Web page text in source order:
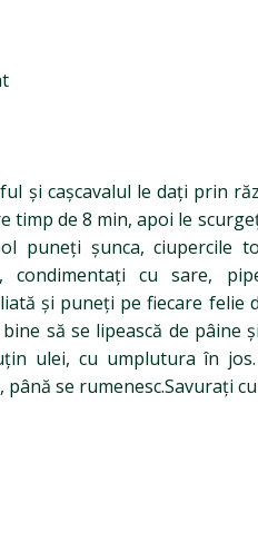
și cașcavalul le dați prin
timp de 8 min, apoi le
puneți șunca, ciupercile
condimentați cu sare,
și puneți pe fiecare felie
să se lipească de pâine
ulei, cu umplutura în
se rumenesc.Savurați